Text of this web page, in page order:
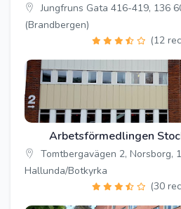
Jungfruns Gata 416-419, 136
(Brandbergen)
(12
Arbetsförmedlingen
Tomtbergavägen 2, Norsborg,
Hallunda/Botkyrka
(30